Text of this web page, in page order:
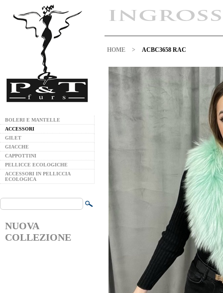
BOLERI E MANTELLE
ACCESSORI
GILET
GIACCHE
CAPPOTTINI
PELLICCE ECOLOGICHE
ACCESSORI IN PELLICCIA
ECOLOGICA
NUOVA
COLLEZIONE
HOME > ACBC3658 RAC